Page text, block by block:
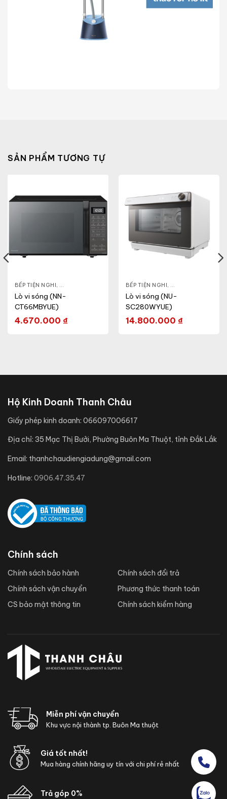
SẢN PHẨM TƯƠNG TỰ
BẾP TIỆN NGHI , GIA DỤNG KHỎE & ĐẸP ,LÒ VI SÓNG
Lò vi sóng (NN-
CT66MBYUE)
4.670.000 ₫
BẾP TIỆN NGHI , GIA DỤNG KHỎE &
Lò vi sóng (NU-
SC280WYUE)
14.800.000 ₫
,LÒ VI SÓNG
Hộ Kinh Doanh Thanh Châu
Giấy phép kinh doanh: 066097006617
Địa chỉ: 35 Mạc Thị Bưởi, Phường Buôn Ma Thuột, tỉnh Đắk Lắk
Email: thanhchaudiengiadung@gmail.com
Hotline: 0906.47.35.47
Chính sách
Chính sách bảo hành
Chính sách vận chuyển
CS bảo mật thông tin
Chính sách đổi trả
Phương thức thanh toán
Chính sách kiểm hàng
Miễn phí vận chuyển
Khu vực nội thành tp. Buôn Ma thuột
Giá tốt nhất!
Mua hàng chính hãng uy tín với chi phí rẻ nhất
Trả góp 0%